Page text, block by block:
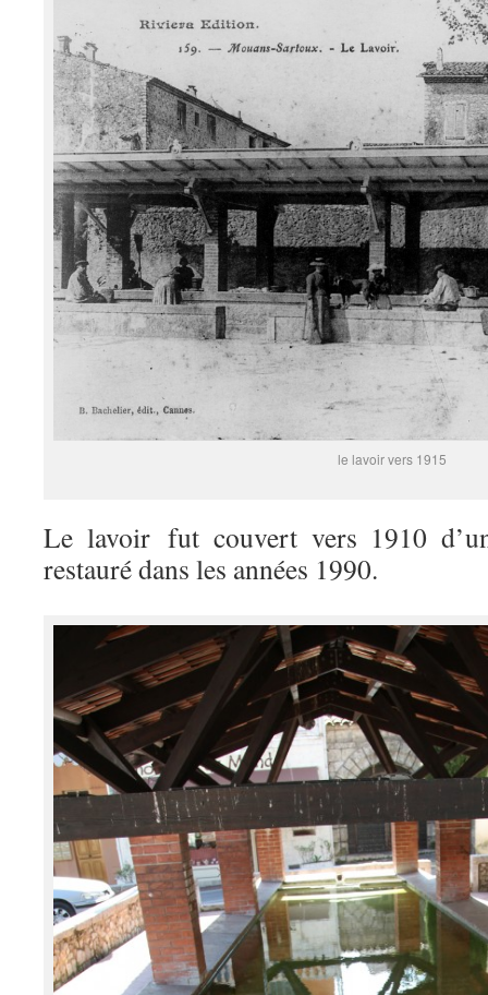
le lavoir vers 1915
Le lavoir fut couvert vers 1910
restauré dans les années 1990.